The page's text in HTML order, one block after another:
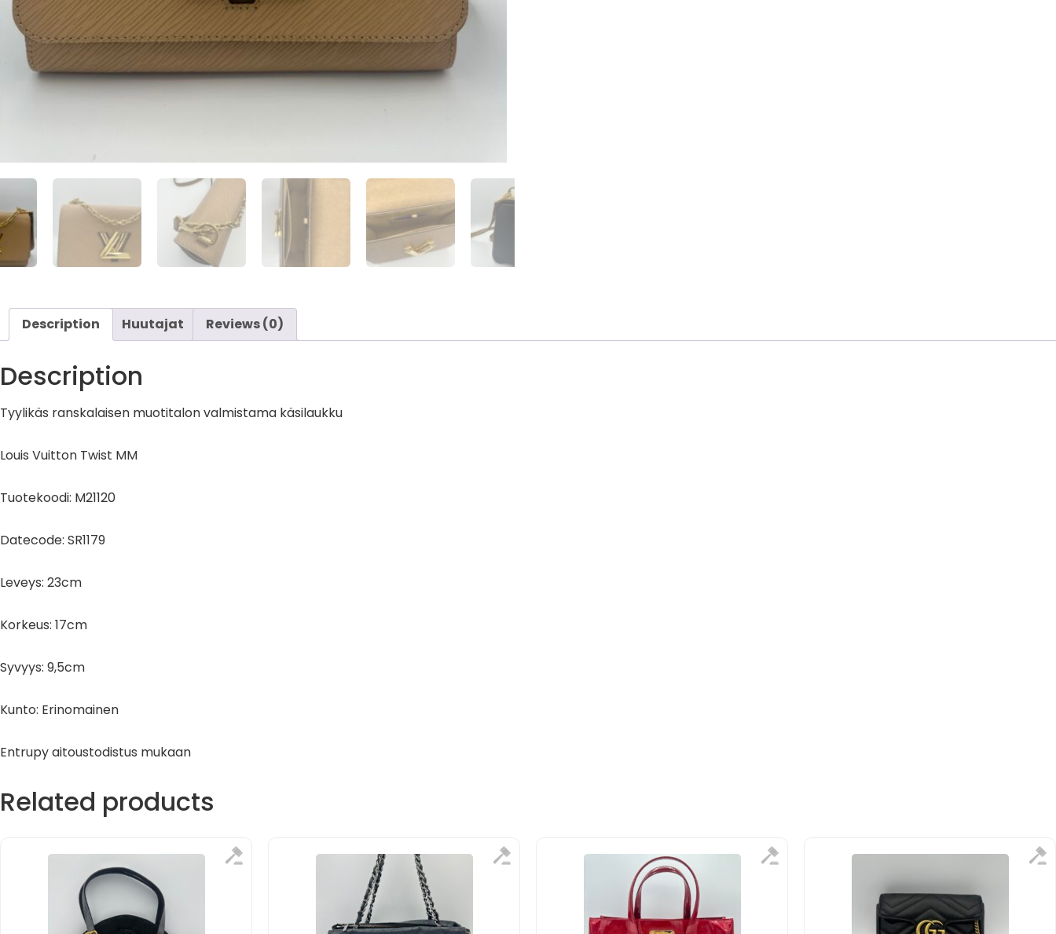
Description Huutajat Reviews (0)
Description
Tyylikäs ranskalaisen muotitalon valmistama käsilaukku
Louis Vuitton Twist MM
Tuotekoodi: M21120
Datecode: SR1179
Leveys: 23cm
Korkeus: 17cm
Syvyys: 9,5cm
Kunto: Erinomainen
Entrupy aitoustodistus mukaan
Related products